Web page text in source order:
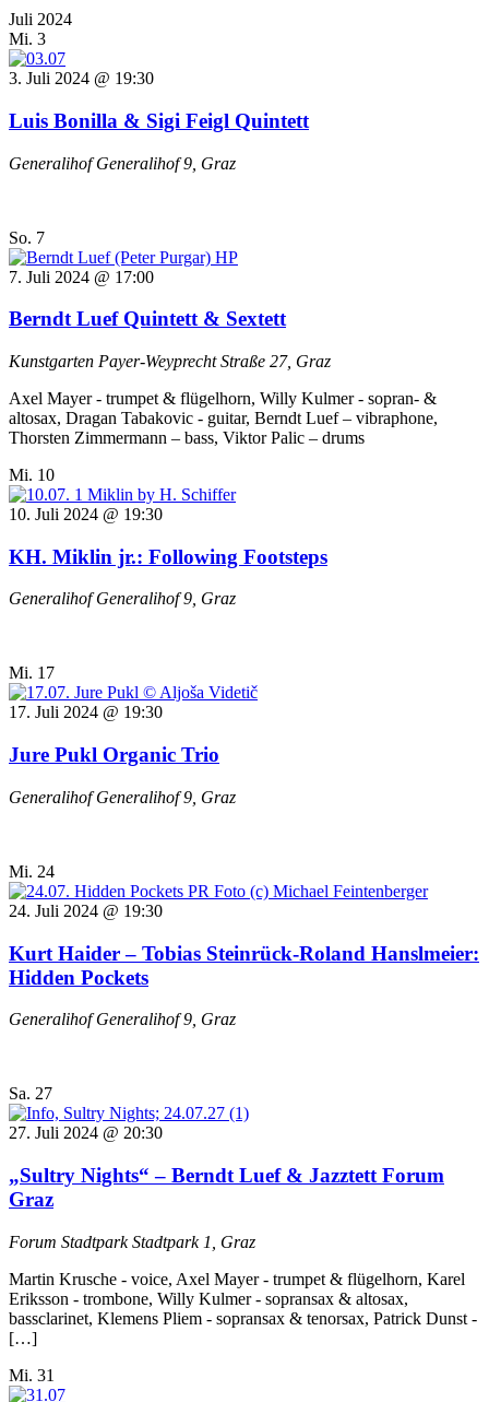
Juli 2024
Mi. 3
3. Juli 2024 @ 19:30
Luis Bonilla & Sigi Feigl Quintett
GeneralihofGeneralihof 9, Graz
So. 7
7. Juli 2024 @ 17:00
Berndt Luef Quintett & Sextett
Kunstgarten Payer-Weyprecht Straße 27, Graz
Axel Mayer - trumpet & flügelhorn, Willy Kulmer - sopran- &
altosax, Dragan Tabakovic - guitar, Berndt Luef – vibraphone,
Thorsten Zimmermann – bass, Viktor Palic – drums
Mi. 10
10. Juli 2024 @ 19:30
KH. Miklin jr.: Following Footsteps
GeneralihofGeneralihof 9, Graz
Mi. 17
17. Juli 2024 @ 19:30
Jure Pukl Organic Trio
GeneralihofGeneralihof 9, Graz
Mi. 24
24. Juli 2024 @ 19:30
Kurt Haider – Tobias Steinrück-Roland Hanslmeier:
Hidden Pockets
GeneralihofGeneralihof 9, Graz
Sa. 27
27. Juli 2024 @ 20:30
„Sultry Nights“ – Berndt Luef & Jazztett Forum
Graz
Forum StadtparkStadtpark 1, Graz
Martin Krusche - voice, Axel Mayer - trumpet & flügelhorn, Karel
Eriksson - trombone, Willy Kulmer - sopransax & altosax,
bassclarinet, Klemens Pliem - sopransax & tenorsax, Patrick Dunst -
[…]
Mi. 31